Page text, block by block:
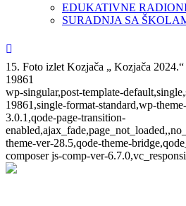
EDUKATIVNE
SURADNJA SA
15. Foto izlet Kozjača „ Kozjača 2024.“
19861
wp-singular,post-template-
19861,single-format-standard,wp-
3.0.1,qode-page-transition-
theme-ver-28.5,qode-theme-
composer js-comp-ver-